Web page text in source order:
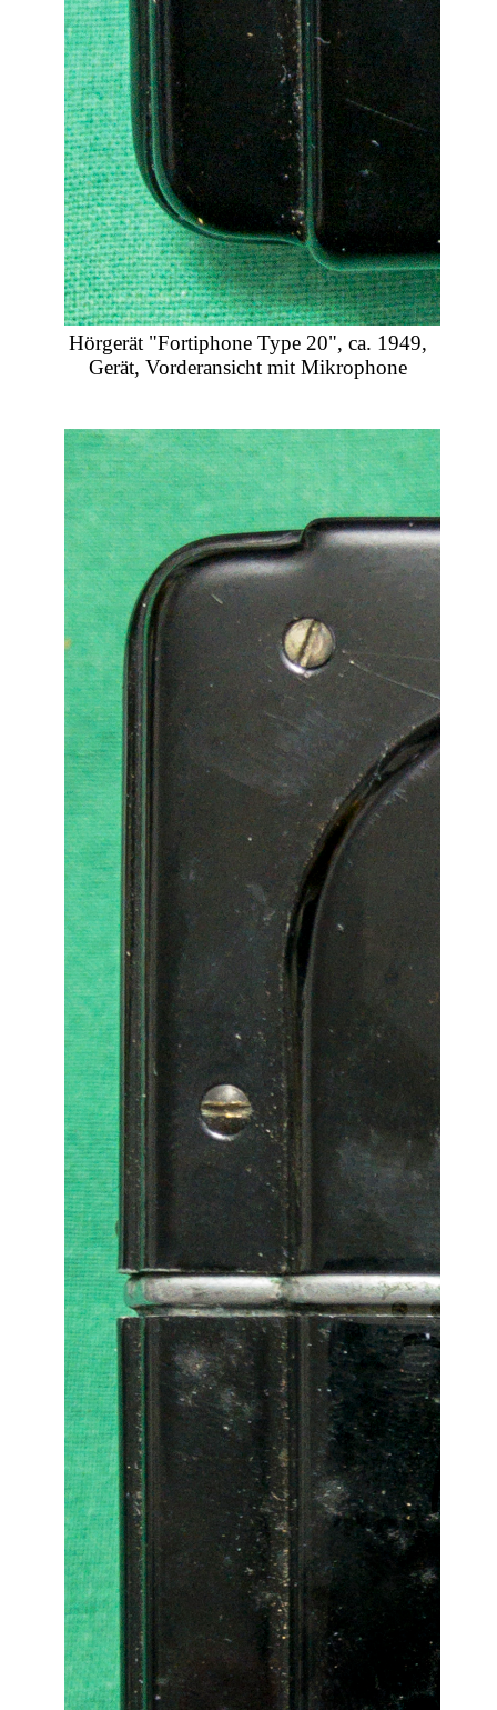
Hörgerät "Fortiphone Type 20", ca. 1949,
Gerät, Vorderansicht mit Mikrophone